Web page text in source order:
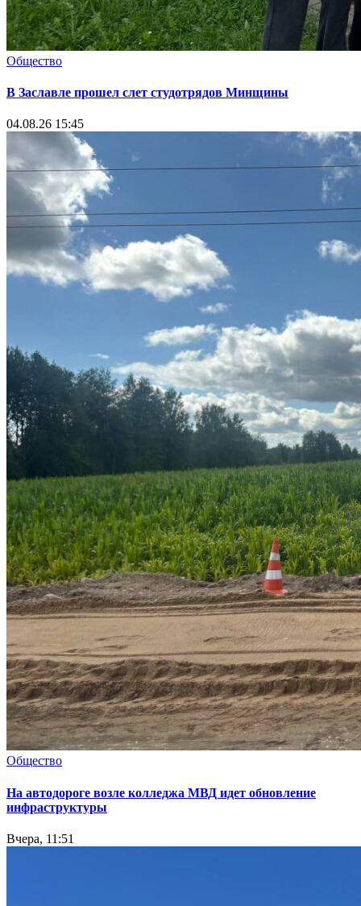
Общество
В Заславле прошел слет студотрядов Минщины
04.08.26 15:45
Общество
На автодороге возле колледжа МВД идет обновление
инфраструктуры
Вчера, 11:51